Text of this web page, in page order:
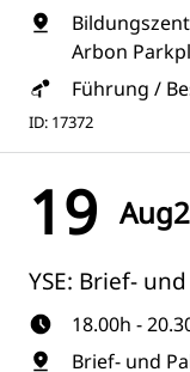
Arbon
Führung /
ID: 17372
19 Aug
YSE: Brief-
18.00h -
Brief- und